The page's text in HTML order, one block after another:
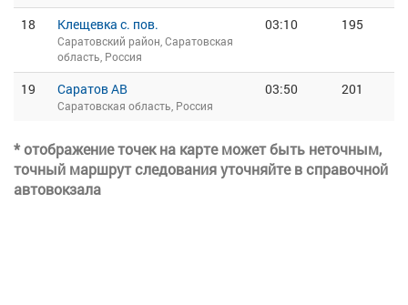
18 Клещевка с. пов.
Саратовский район, Саратовская
область, Россия
03:10 195
19 Саратов АВ
Саратовская область, Россия
03:50 201
* отображение точек на карте может быть неточным,
точный маршрут следования уточняйте в справочной
автовокзала